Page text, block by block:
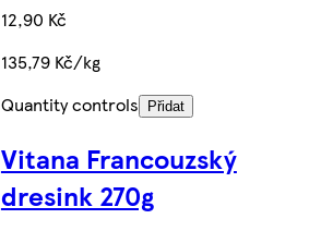
12,90 Kč
135,79 Kč/kg
Quantity controls
Přidat
Vitana Francouzský
dresink 270g